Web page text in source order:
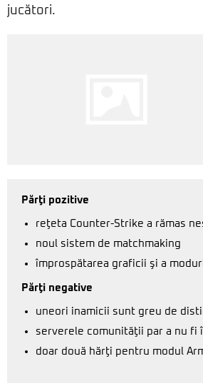
jucători.
Părţi pozitive
reţeta Counter-Strike a rămas
noul sistem de matchmaking
împrospătarea graficii şi a
Părţi negative
uneori inamicii sunt greu de
serverele comunităţii par a nu fi
doar două hărţi pentru modul